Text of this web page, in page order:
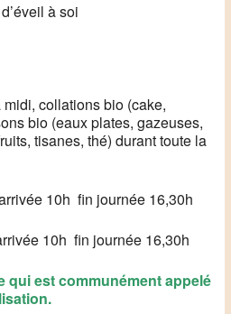
à soi
collations bio (cake,
bio (eaux plates, gazeuses,
tisanes, thé) durant toute la
10h fin journée 16,30h
10h fin journée 16,30h
qui est communément appelé